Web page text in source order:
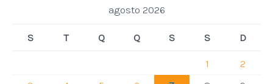
agosto 2026
S T Q Q S S D
1
2